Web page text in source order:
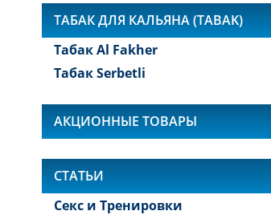
ТАБАК ДЛЯ КАЛЬЯНА (TABAK)
Табак Al Fakher
Табак Serbetli
АКЦИОННЫЕ ТОВАРЫ
СТАТЬИ
Секс и Тренировки